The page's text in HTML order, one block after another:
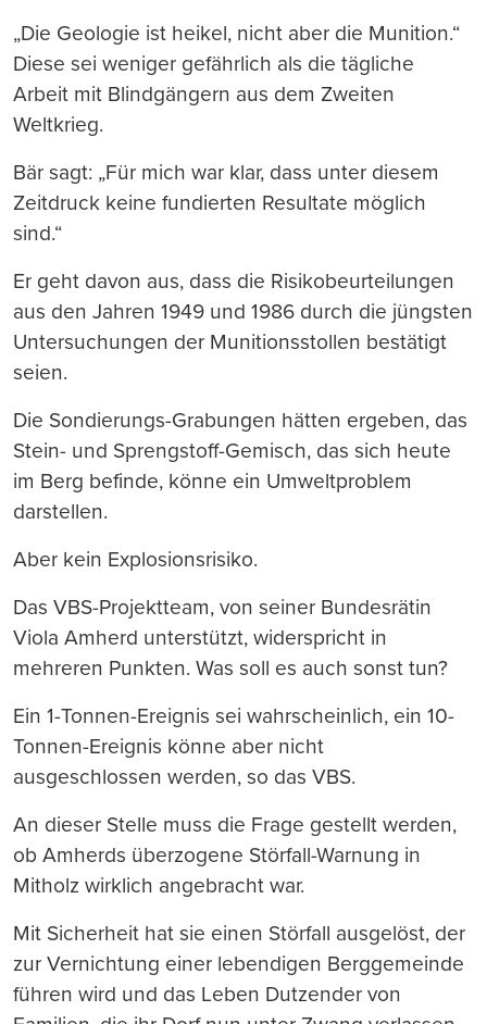
„Die Geologie ist heikel, nicht aber die Munition.“
Diese sei weniger gefährlich als die tägliche
Arbeit mit Blindgängern aus dem Zweiten
Weltkrieg.
Bär sagt: „Für mich war klar, dass unter diesem
Zeitdruck keine fundierten Resultate möglich
sind.“
Er geht davon aus, dass die Risikobeurteilungen
aus den Jahren 1949 und 1986 durch die jüngsten
Untersuchungen der Munitionsstollen bestätigt
seien.
Die Sondierungs-Grabungen hätten ergeben, das
Stein- und Sprengstoff-Gemisch, das sich heute
im Berg befinde, könne ein Umweltproblem
darstellen.
Aber kein Explosionsrisiko.
Das VBS-Projektteam, von seiner Bundesrätin
Viola Amherd unterstützt, widerspricht in
mehreren Punkten. Was soll es auch sonst tun?
Ein 1-Tonnen-Ereignis sei wahrscheinlich, ein 10-
Tonnen-Ereignis könne aber nicht
ausgeschlossen werden, so das VBS.
An dieser Stelle muss die Frage gestellt werden,
ob Amherds überzogene Störfall-Warnung in
Mitholz wirklich angebracht war.
Mit Sicherheit hat sie einen Störfall ausgelöst, der
zur Vernichtung einer lebendigen Berggemeinde
führen wird und das Leben Dutzender von